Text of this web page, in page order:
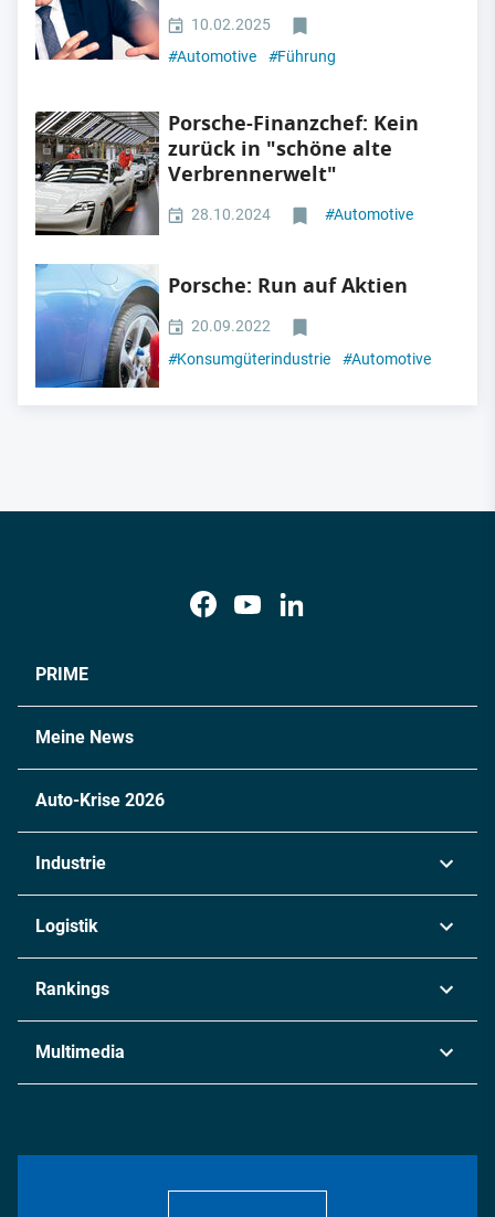
10.02.2025
#Automotive #Führung
Porsche-Finanzchef: Kein
zurück in "schöne alte
Verbrennerwelt"
28.10.2024 #Automotive
Porsche: Run auf Aktien
20.09.2022
#Konsumgüterindustrie #Automotive
PRIME
Meine News
Auto-Krise 2026
Industrie
Chemie
Metall
Energie
Logistik
Rankings
Multimedia